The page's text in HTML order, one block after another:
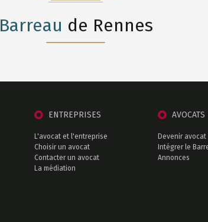
Barreau de Rennes
ENTREPRISES
L'avocat et l'entreprise
Choisir un avocat
Contacter un avocat
La médiation
AVOCATS
Devenir avocat
Intégrer le
Annonces